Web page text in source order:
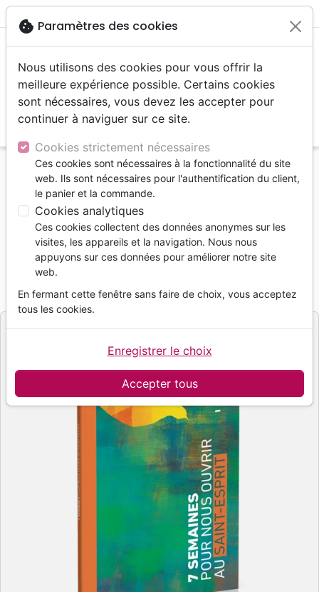
menu
Accueil Livres
Edification
7 semaines pour nous ouvrir au Saint-Esprit
7 semaines pour nous ouvrir au
Saint-Esprit
Gérard Pella
Référence
EditeurPella Gérard
cookie Paramètres des cookies
Nous utilisons des cookies pour vous offrir la
meilleure expérience possible. Certains cookies
sont nécessaires, vous devez les accepter pour
continuer à naviguer sur ce site.
Cookies strictement nécessaires
Ces cookies sont nécessaires à la fonctionnalité du site
web. Ils sont nécessaires pour l'authentification du client,
le panier et la commande.
Cookies analytiques
Ces cookies collectent des données anonymes sur les
visites, les appareils et la navigation. Nous nous
appuyons sur ces données pour améliorer notre site
web.
En fermant cette fenêtre sans faire de choix, vous acceptez
tous les cookies.
Accepter tous
Enregistrer le choix